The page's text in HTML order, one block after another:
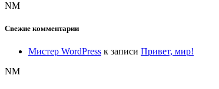
NM
Свежие комментарии
Мистер WordPress к записи Привет, мир!
NM